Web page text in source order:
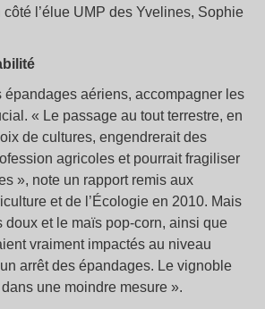
l’élue UMP des Yvelines, Sophie
épandages aériens, accompagner les
« Le passage au tout terrestre, en
de cultures, engendrerait des
agricoles et pourrait fragiliser
», note un rapport remis aux
et de l’Écologie en 2010. Mais
doux et le maïs pop-corn, ainsi que
vraiment impactés au niveau
arrêt des épandages. Le vignoble
une moindre mesure ».